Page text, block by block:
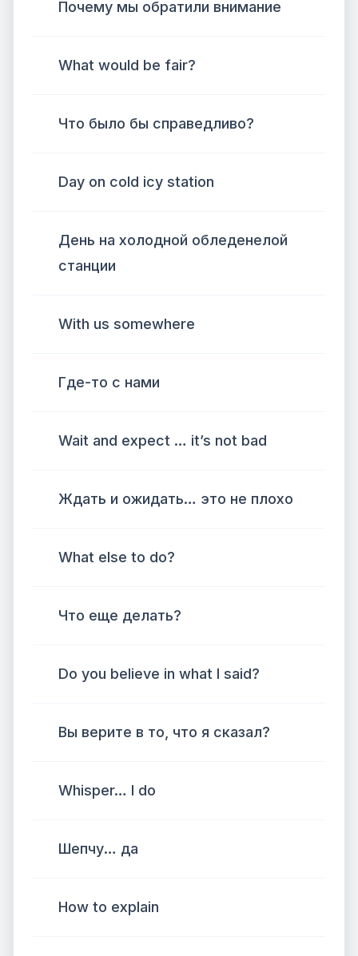
Почему мы обратили внимание
What would be fair?
Что было бы справедливо?
Day on cold icy station
День на холодной обледенелой
станции
With us somewhere
Где-то с нами
Wait and expect … it’s not bad
Ждать и ожидать… это не плохо
What else to do?
Что еще делать?
Do you believe in what I said?
Вы верите в то, что я сказал?
Whisper… I do
Шепчу… да
How to explain